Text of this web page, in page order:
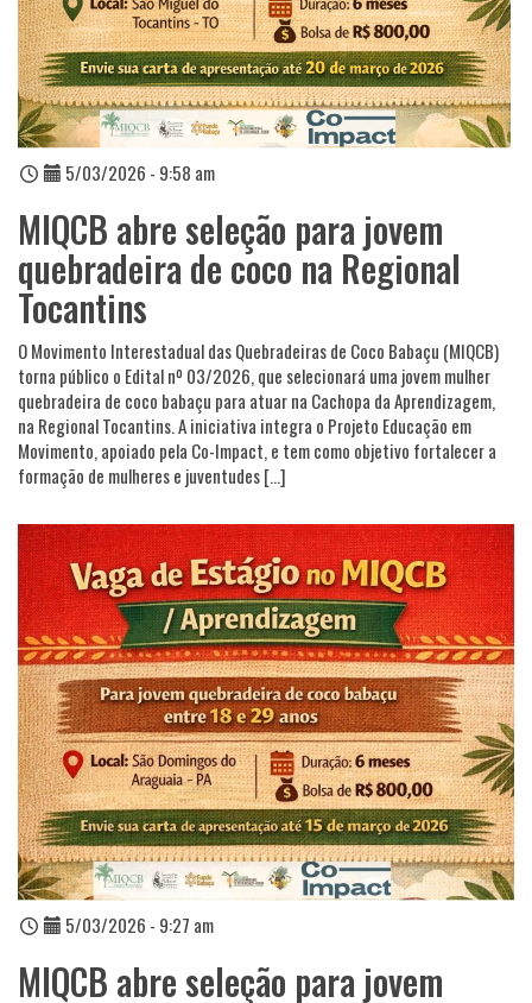
5/03/2026 - 9:58 am
MIQCB abre seleção para jovem
quebradeira de coco na Regional
Tocantins
O Movimento Interestadual das Quebradeiras de Coco Babaçu (MIQCB)
torna público o Edital nº 03/2026, que selecionará uma jovem mulher
quebradeira de coco babaçu para atuar na Cachopa da Aprendizagem,
na Regional Tocantins. A iniciativa integra o Projeto Educação em
Movimento, apoiado pela Co-Impact, e tem como objetivo fortalecer a
formação de mulheres e juventudes […]
5/03/2026 - 9:27 am
MIQCB abre seleção para jovem